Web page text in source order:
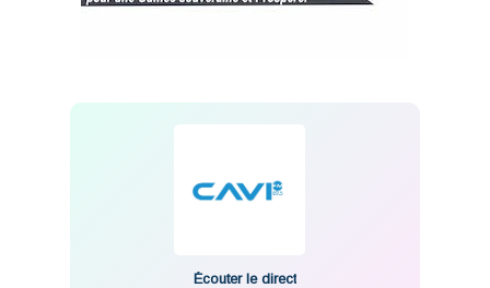
Écouter le direct